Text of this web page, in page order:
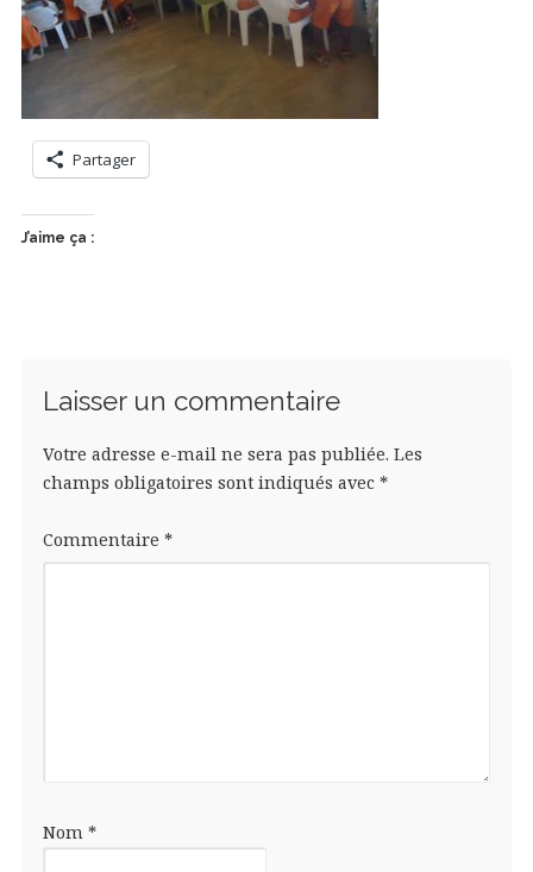
Partager
J’aime ça :
Laisser un commentaire
Votre adresse e-mail ne sera pas publiée. Les
champs obligatoires sont indiqués avec *
Commentaire *
Nom *